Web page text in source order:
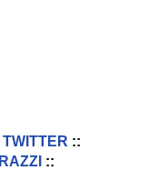
TWITTER ::
::